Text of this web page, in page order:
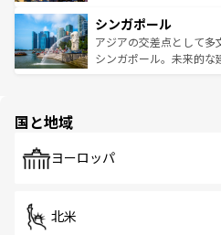
参照してほしい。
激する。気候は一年中温
が待っている。親しみや
た文化、そして多様な観
み、どこを訪れても感動
ており、効率よく見どこ
うな絶景から文化的な体
シンガポール
アジアの交差点として多
シンガポール。未来的な
で、ホーカーズは地元の
国と地域
ヨーロッパ
北米